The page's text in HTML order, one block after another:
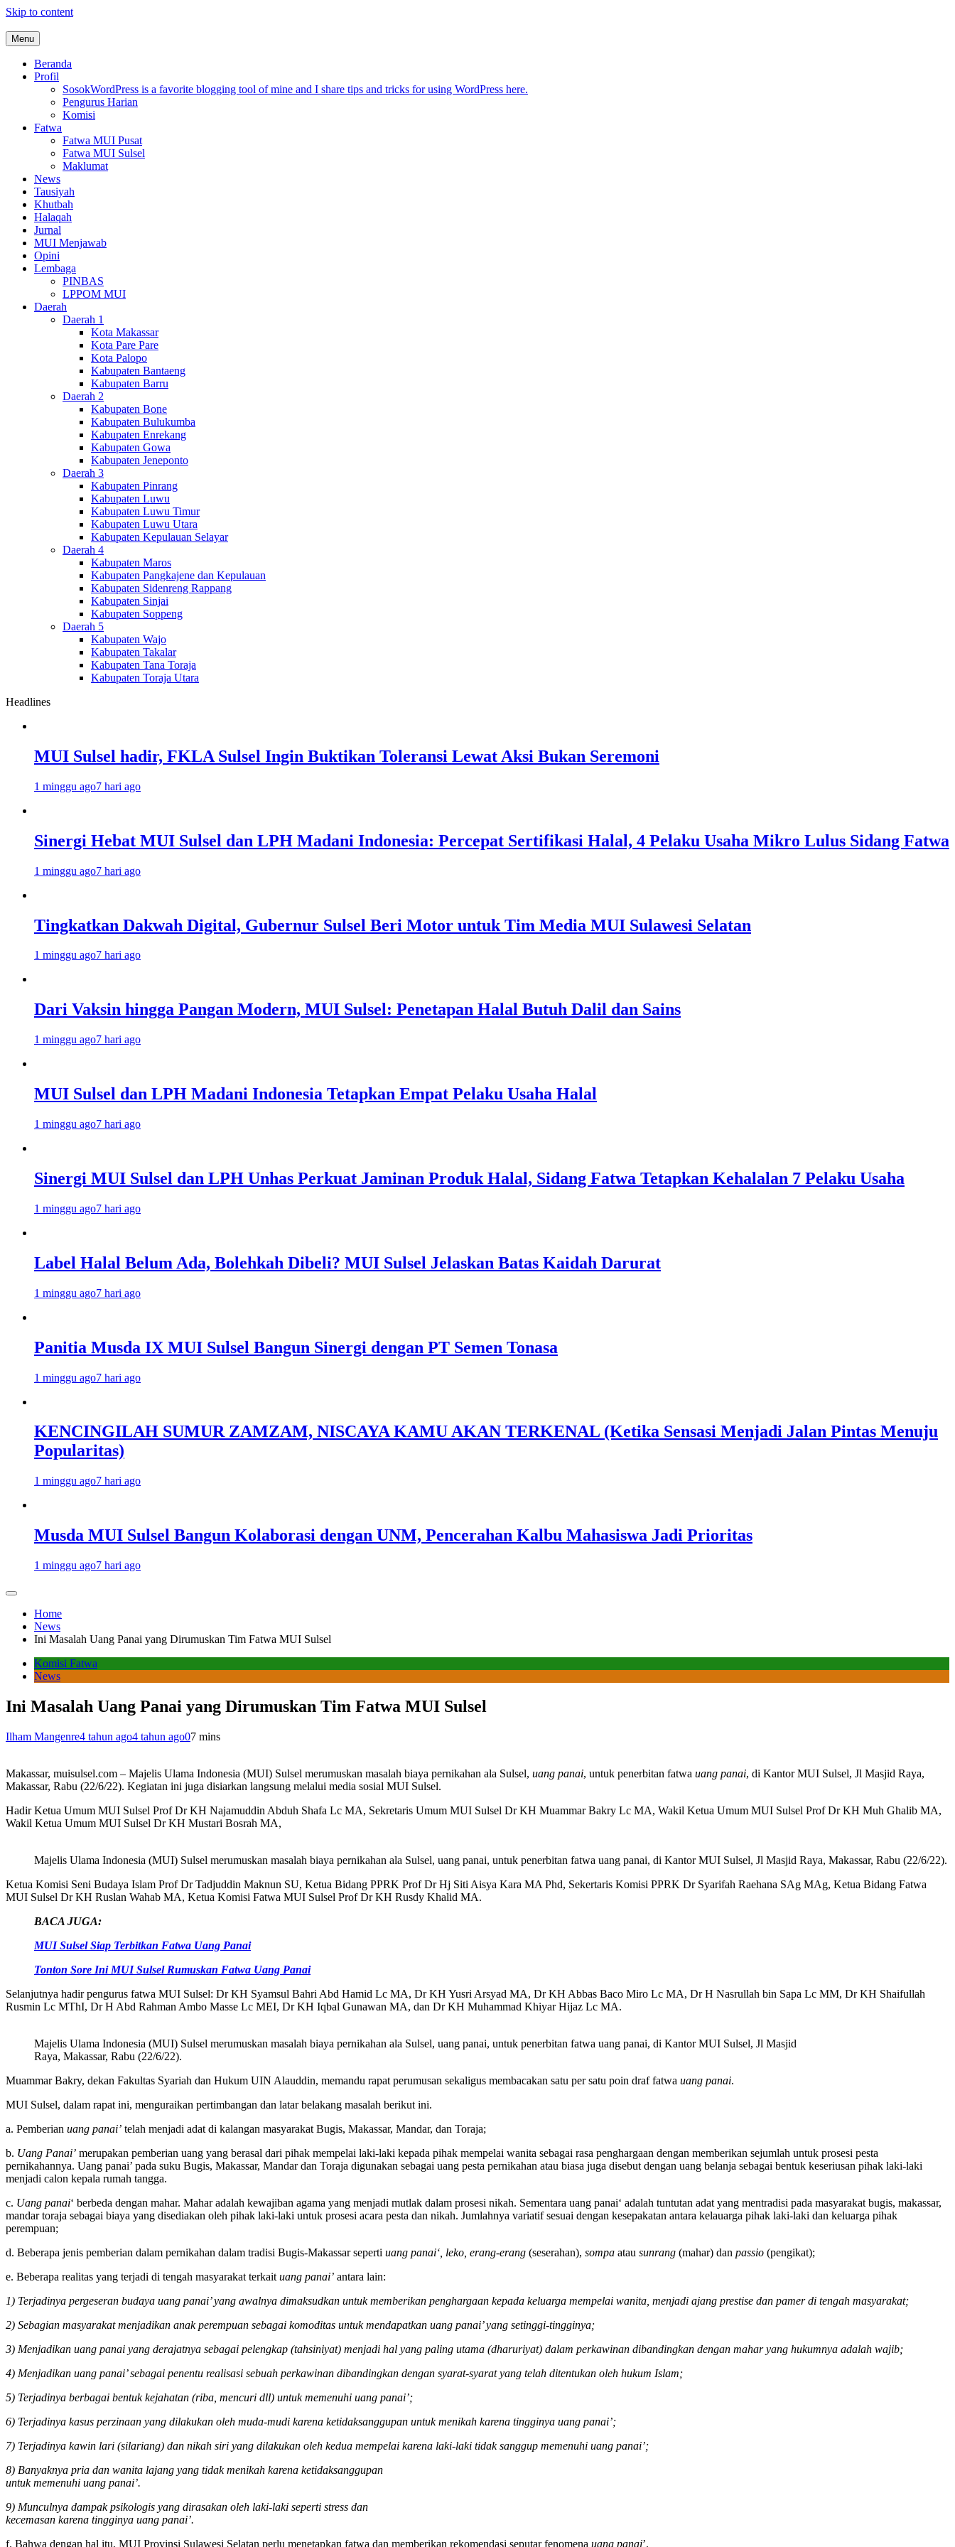
Skip to content
MUI Sulawesi Selatan
Khadimul Ummah wa Shadiqul Hukuuma
Menu
Beranda
Profil
SosokWordPress is a favorite blogging tool of mine and I share tips and tricks for using WordPress here.
Pengurus Harian
Komisi
Fatwa
Fatwa MUI Pusat
Fatwa MUI Sulsel
Maklumat
News
Tausiyah
Khutbah
Halaqah
Jurnal
MUI Menjawab
Opini
Lembaga
PINBAS
LPPOM MUI
Daerah
Daerah 1
Kota Makassar
Kota Pare Pare
Kota Palopo
Kabupaten Bantaeng
Kabupaten Barru
Daerah 2
Kabupaten Bone
Kabupaten Bulukumba
Kabupaten Enrekang
Kabupaten Gowa
Kabupaten Jeneponto
Daerah 3
Kabupaten Pinrang
Kabupaten Luwu
Kabupaten Luwu Timur
Kabupaten Luwu Utara
Kabupaten Kepulauan Selayar
Daerah 4
Kabupaten Maros
Kabupaten Pangkajene dan Kepulauan
Kabupaten Sidenreng Rappang
Kabupaten Sinjai
Kabupaten Soppeng
Daerah 5
Kabupaten Wajo
Kabupaten Takalar
Kabupaten Tana Toraja
Kabupaten Toraja Utara
Headlines
MUI Sulsel hadir, FKLA Sulsel Ingin Buktikan Toleransi Lewat Aksi Bukan Seremoni
1 minggu ago7 hari ago
Sinergi Hebat MUI Sulsel dan LPH Madani Indonesia: Percepat Sertifikasi Halal, 4 Pelaku Usaha Mikro Lulus Sidang Fatwa
1 minggu ago7 hari ago
Tingkatkan Dakwah Digital, Gubernur Sulsel Beri Motor untuk Tim Media MUI Sulawesi Selatan
1 minggu ago7 hari ago
Dari Vaksin hingga Pangan Modern, MUI Sulsel: Penetapan Halal Butuh Dalil dan Sains
1 minggu ago7 hari ago
MUI Sulsel dan LPH Madani Indonesia Tetapkan Empat Pelaku Usaha Halal
1 minggu ago7 hari ago
Sinergi MUI Sulsel dan LPH Unhas Perkuat Jaminan Produk Halal, Sidang Fatwa Tetapkan Kehalalan 7 Pelaku Usaha
1 minggu ago7 hari ago
Label Halal Belum Ada, Bolehkah Dibeli? MUI Sulsel Jelaskan Batas Kaidah Darurat
1 minggu ago7 hari ago
Panitia Musda IX MUI Sulsel Bangun Sinergi dengan PT Semen Tonasa
1 minggu ago7 hari ago
KENCINGILAH SUMUR ZAMZAM, NISCAYA KAMU AKAN TERKENAL (Ketika Sensasi Menjadi Jalan Pintas Menuju
Popularitas)
1 minggu ago7 hari ago
Musda MUI Sulsel Bangun Kolaborasi dengan UNM, Pencerahan Kalbu Mahasiswa Jadi Prioritas
1 minggu ago7 hari ago
Home
News
Ini Masalah Uang Panai yang Dirumuskan Tim Fatwa MUI Sulsel
Komisi Fatwa
News
Ini Masalah Uang Panai yang Dirumuskan Tim Fatwa MUI Sulsel
Ilham Mangenre4 tahun ago4 tahun ago07 mins
Makassar, muisulsel.com – Majelis Ulama Indonesia (MUI) Sulsel merumuskan masalah biaya pernikahan ala Sulsel, uang panai, untuk penerbitan fatwa uang panai, di Kantor MUI Sulsel, Jl Masjid Raya,
Makassar, Rabu (22/6/22). Kegiatan ini juga disiarkan langsung melalui media sosial MUI Sulsel.
Hadir Ketua Umum MUI Sulsel Prof Dr KH Najamuddin Abduh Shafa Lc MA, Sekretaris Umum MUI Sulsel Dr KH Muammar Bakry Lc MA, Wakil Ketua Umum MUI Sulsel Prof Dr KH Muh Ghalib MA,
Wakil Ketua Umum MUI Sulsel Dr KH Mustari Bosrah MA,
Majelis Ulama Indonesia (MUI) Sulsel merumuskan masalah biaya pernikahan ala Sulsel, uang panai, untuk penerbitan fatwa uang panai, di Kantor MUI Sulsel, Jl Masjid Raya, Makassar, Rabu (22/6/22).
Ketua Komisi Seni Budaya Islam Prof Dr Tadjuddin Maknun SU, Ketua Bidang PPRK Prof Dr Hj Siti Aisya Kara MA Phd, Sekertaris Komisi PPRK Dr Syarifah Raehana SAg MAg, Ketua Bidang Fatwa
MUI Sulsel Dr KH Ruslan Wahab MA, Ketua Komisi Fatwa MUI Sulsel Prof Dr KH Rusdy Khalid MA.
BACA JUGA:
MUI Sulsel Siap Terbitkan Fatwa Uang Panai
Tonton Sore Ini MUI Sulsel Rumuskan Fatwa Uang Panai
Selanjutnya hadir pengurus fatwa MUI Sulsel: Dr KH Syamsul Bahri Abd Hamid Lc MA, Dr KH Yusri Arsyad MA, Dr KH Abbas Baco Miro Lc MA, Dr H Nasrullah bin Sapa Lc MM, Dr KH Shaifullah
Rusmin Lc MThI, Dr H Abd Rahman Ambo Masse Lc MEI, Dr KH Iqbal Gunawan MA, dan Dr KH Muhammad Khiyar Hijaz Lc MA.
Majelis Ulama Indonesia (MUI) Sulsel merumuskan masalah biaya pernikahan ala Sulsel, uang panai, untuk penerbitan fatwa uang panai, di Kantor MUI Sulsel, Jl Masjid
Raya, Makassar, Rabu (22/6/22).
Muammar Bakry, dekan Fakultas Syariah dan Hukum UIN Alauddin, memandu rapat perumusan sekaligus membacakan satu per satu poin draf fatwa uang panai.
MUI Sulsel, dalam rapat ini, menguraikan pertimbangan dan latar belakang masalah berikut ini.
a. Pemberian uang panai’ telah menjadi adat di kalangan masyarakat Bugis, Makassar, Mandar, dan Toraja;
b. Uang Panai’ merupakan pemberian uang yang berasal dari pihak mempelai laki-laki kepada pihak mempelai wanita sebagai rasa penghargaan dengan memberikan sejumlah untuk prosesi pesta
pernikahannya. Uang panai’ pada suku Bugis, Makassar, Mandar dan Toraja digunakan sebagai uang pesta pernikahan atau biasa juga disebut dengan uang belanja sebagai bentuk keseriusan pihak laki-laki
menjadi calon kepala rumah tangga.
c. Uang panai‘ berbeda dengan mahar. Mahar adalah kewajiban agama yang menjadi mutlak dalam prosesi nikah. Sementara uang panai‘ adalah tuntutan adat yang mentradisi pada masyarakat bugis, makassar,
mandar toraja sebagai biaya yang disediakan oleh pihak laki-laki untuk prosesi acara pesta dan nikah. Jumlahnya variatif sesuai dengan kesepakatan antara kelauarga pihak laki-laki dan keluarga pihak
perempuan;
d. Beberapa jenis pemberian dalam pernikahan dalam tradisi Bugis-Makassar seperti uang panai‘, leko, erang-erang (seserahan), sompa atau sunrang (mahar) dan passio (pengikat);
e. Beberapa realitas yang terjadi di tengah masyarakat terkait uang panai’ antara lain:
1) Terjadinya pergeseran budaya uang panai’ yang awalnya dimaksudkan untuk memberikan penghargaan kepada keluarga mempelai wanita, menjadi ajang prestise dan pamer di tengah masyarakat;
2) Sebagian masyarakat menjadikan anak perempuan sebagai komoditas untuk mendapatkan uang panai’ yang setinggi-tingginya;
3) Menjadikan uang panai yang derajatnya sebagai pelengkap (tahsiniyat) menjadi hal yang paling utama (dharuriyat) dalam perkawinan dibandingkan dengan mahar yang hukumnya adalah wajib;
4) Menjadikan uang panai’ sebagai penentu realisasi sebuah perkawinan dibandingkan dengan syarat-syarat yang telah ditentukan oleh hukum Islam;
5) Terjadinya berbagai bentuk kejahatan (riba, mencuri dll) untuk memenuhi uang panai’;
6) Terjadinya kasus perzinaan yang dilakukan oleh muda-mudi karena ketidaksanggupan untuk menikah karena tingginya uang panai’;
7) Terjadinya kawin lari (silariang) dan nikah siri yang dilakukan oleh kedua mempelai karena laki-laki tidak sanggup memenuhi uang panai’;
8) Banyaknya pria dan wanita lajang yang tidak menikah karena ketidaksanggupan
untuk memenuhi uang panai’.
9) Munculnya dampak psikologis yang dirasakan oleh laki-laki seperti stress dan
kecemasan karena tingginya uang panai’.
f. Bahwa dengan hal itu, MUI Provinsi Sulawesi Selatan perlu menetapkan fatwa dan memberikan rekomendasi seputar fenomena uang panai’.